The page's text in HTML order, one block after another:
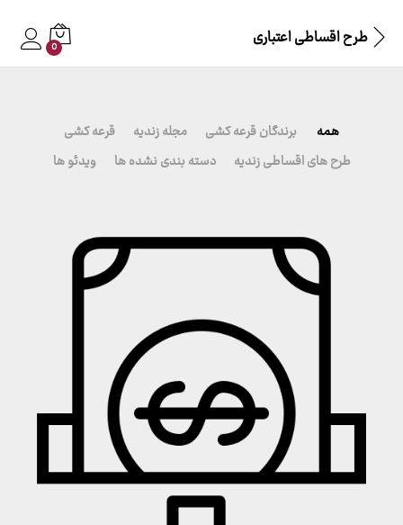
طرح اقساطی اعتباری 0
همه برندگان قرعه کشی مجله زندیه
قرعه کشی
طرح های اقساطی زندیه
دسته بندی نشده ها ویدئو ها